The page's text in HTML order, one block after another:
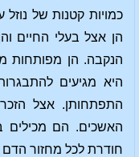
כמויות קטנות של נוזל
הן אצל בעלי החיים
הנקבה. הן מפותחות
התפתחותן. אצל
האשכים. הם מכילים
חודרת לכל מחזור